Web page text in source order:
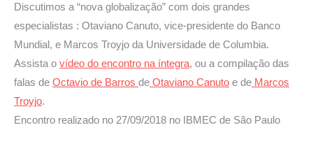
Discutimos a “nova globalização” com dois grandes
especialistas : Otaviano Canuto, vice-presidente do Banco
Mundial, e Marcos Troyjo da Universidade de Columbia.
Assista o vídeo do encontro na íntegra, ou a compilação das
falas de Octavio de Barros de Otaviano Canuto e de Marcos
Troyjo.
Encontro realizado no 27/09/2018 no IBMEC de São Paulo